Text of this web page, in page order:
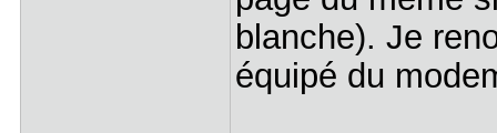
blanche). Je
équipé du